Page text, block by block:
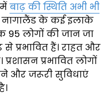
बाढ़ की स्थिति अभी भी
के कई इलाके
लोगों की जान जा
प्रभावित हैं। राहत और
प्रशासन प्रभावित लोगों
और जरूरी सुविधाएं